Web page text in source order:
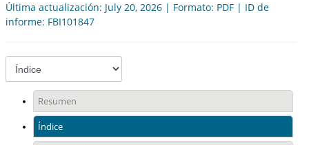
Última actualización: July 20, 2026 | Formato: PDF | ID de
informe: FBI101847
Resumen
Índice